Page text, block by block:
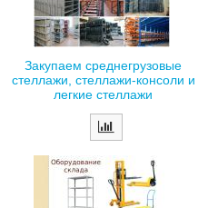
Закупаем среднегрузовые
стеллажи, стеллажи-консоли и
легкие стеллажи